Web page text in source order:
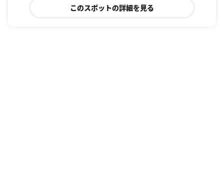
このスポットの詳細を見る